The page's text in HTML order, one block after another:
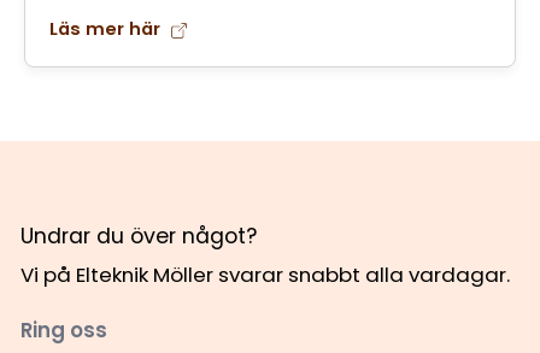
Läs mer här
Undrar du över något?
Vi på Elteknik Möller svarar snabbt alla vardagar.
Ring oss